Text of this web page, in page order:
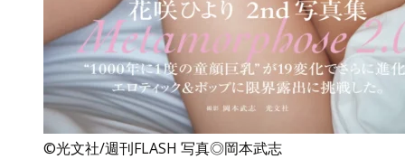
©光文社/週刊FLASH 写真◎岡本武志